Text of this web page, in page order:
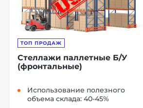
ТОП ПРОДАЖ
Стеллажи паллетные Б/У
(фронтальные)
Использование полезного
объема склада: 40-45%